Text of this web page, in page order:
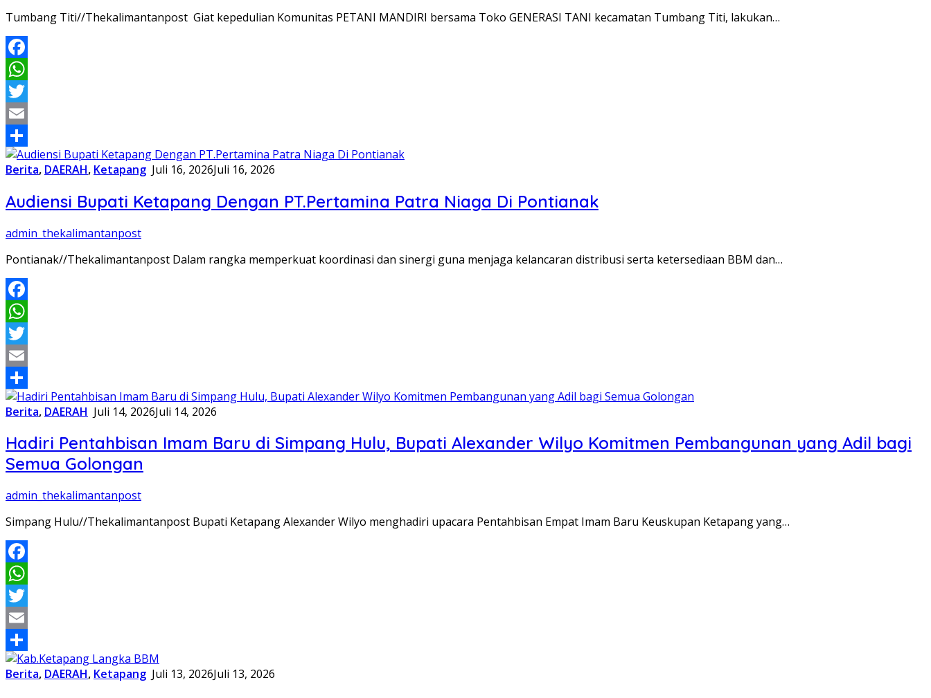
Tumbang Titi//Thekalimantanpost Giat kepedulian Komunitas PETANI MANDIRI bersama Toko GENERASI TANI kecamatan Tumbang Titi, lakukan…
Facebook
WhatsApp
Twitter
Email
Share
Berita, DAERAH, Ketapang Juli 16, 2026Juli 16, 2026
Audiensi Bupati Ketapang Dengan PT.Pertamina Patra Niaga Di Pontianak
admin_thekalimantanpost
Pontianak//Thekalimantanpost Dalam rangka memperkuat koordinasi dan sinergi guna menjaga kelancaran distribusi serta ketersediaan BBM dan…
Facebook
WhatsApp
Twitter
Email
Share
Berita, DAERAH Juli 14, 2026Juli 14, 2026
Hadiri Pentahbisan Imam Baru di Simpang Hulu, Bupati Alexander Wilyo Komitmen Pembangunan yang Adil bagi
Semua Golongan
admin_thekalimantanpost
Simpang Hulu//Thekalimantanpost Bupati Ketapang Alexander Wilyo menghadiri upacara Pentahbisan Empat Imam Baru Keuskupan Ketapang yang…
Facebook
WhatsApp
Twitter
Email
Share
Berita, DAERAH, Ketapang Juli 13, 2026Juli 13, 2026